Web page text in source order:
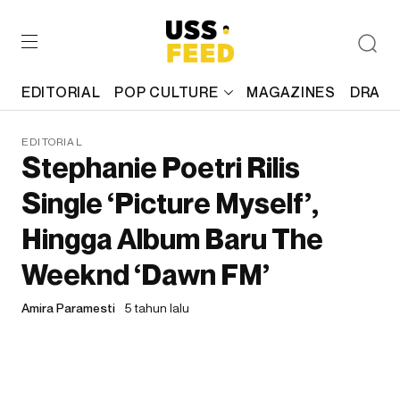
EDITORIAL POP CULTURE MAGAZINES
EDITORIAL
Stephanie Poetri Rilis
Single ‘Picture Myself’,
Hingga Album Baru The
Weeknd ‘Dawn FM’
Amira Paramesti 5 tahun lalu